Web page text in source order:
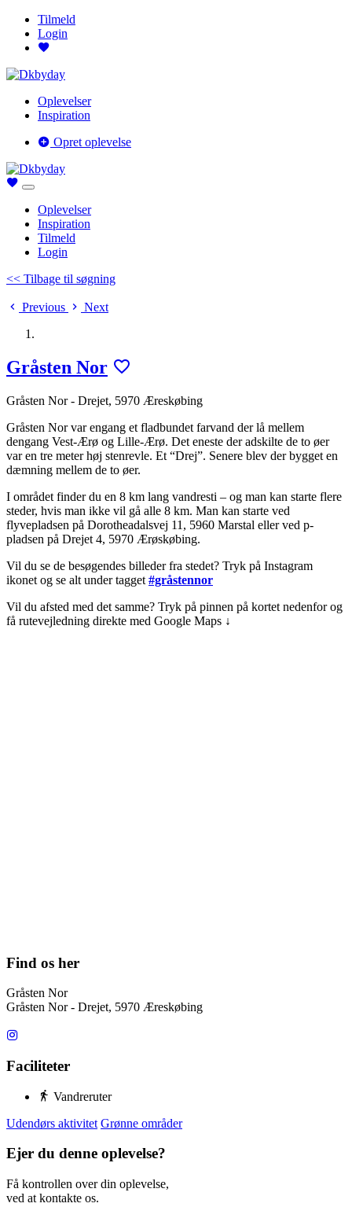
Tilmeld
Login
Oplevelser
Inspiration
Opret oplevelse
Oplevelser
Inspiration
Tilmeld
Login
<< Tilbage til søgning
Previous Next
Gråsten Nor
Gråsten Nor - Drejet, 5970 Æreskøbing
Gråsten Nor var engang et fladbundet farvand der lå mellem
dengang Vest-Ærø og Lille-Ærø. Det eneste der adskilte de to øer
var en tre meter høj stenrevle. Et “Drej”. Senere blev der bygget en
dæmning mellem de to øer.
I området finder du en 8 km lang vandresti – og man kan starte flere
steder, hvis man ikke vil gå alle 8 km. Man kan starte ved
flyvepladsen på Dorotheadalsvej 11, 5960 Marstal eller ved p-
pladsen på Drejet 4, 5970 Ærøskøbing.
Vil du se de besøgendes billeder fra stedet? Tryk på Instagram
ikonet og se alt under tagget #gråstennor
Vil du afsted med det samme? Tryk på pinnen på kortet nedenfor og
få rutevejledning direkte med Google Maps ↓
Find os her
Gråsten Nor
Gråsten Nor - Drejet, 5970 Æreskøbing
Faciliteter
Vandreruter
Udendørs aktivitet Grønne områder
Ejer du denne oplevelse?
Få kontrollen over din oplevelse,
ved at kontakte os.